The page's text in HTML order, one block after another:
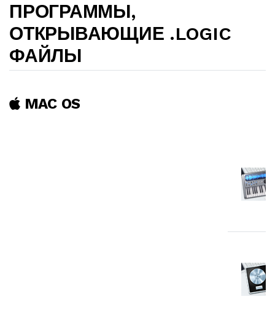
ПРОГРАММЫ,
ОТКРЫВАЮЩИЕ .LOGIC
ФАЙЛЫ
MAC OS